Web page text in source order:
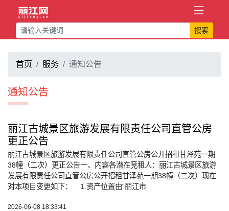
搜索
首页 服务 通知公告
通知公告
丽江古城景区旅游发展有限责任公司直管公房
更正公告
丽江古城景区旅游发展有限责任公司直管公房公开招租甘泽苑一期
38幢（二次）更正公告一、内容各潜在竞租人：丽江古城景区旅游
发展有限责任公司直管公房公开招租甘泽苑一期38幢（二次）现在
对本项目变更如下： 1.资产位置由“丽江市
2026-06-08 18:33:41